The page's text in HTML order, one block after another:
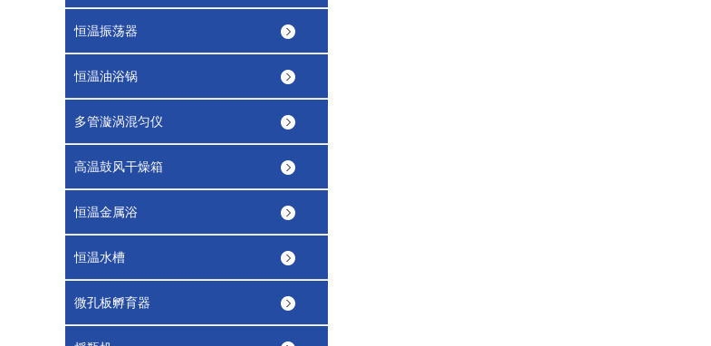
恒温振荡器
恒温油浴锅
多管漩涡混匀仪
高温鼓风干燥箱
恒温金属浴
恒温水槽
微孔板孵育器